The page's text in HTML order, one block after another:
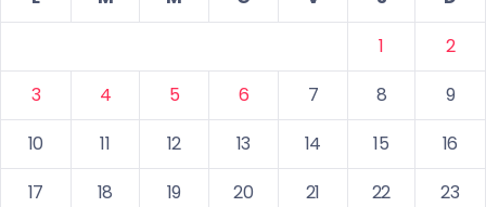
1
2
3
4 5 6 7 8
9
10
11 12 13 14 15
16
17
18 19 20 21 22
23